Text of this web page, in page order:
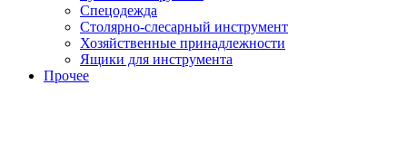
Спецодежда
Столярно-слесарный инструмент
Хозяйственные принадлежности
Ящики для инструмента
Прочее